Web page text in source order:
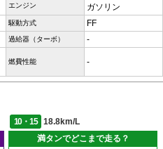
エンジン
ガソリン
駆動方式 FF
過給器（ターボ） -
燃費性能 -
10・15
18.8km/L
満タンでどこまで走る？